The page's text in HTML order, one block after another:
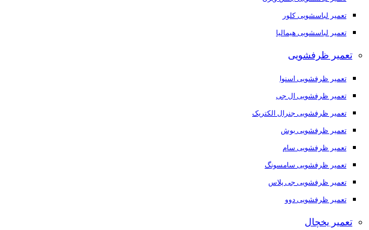
تعمیر لباسشویی کلور
تعمیر لباسشویی هیمالیا
تعمیر ظرفشویی
تعمیر ظرفشویی اسنوا
تعمیر ظرفشویی ال جی
تعمیر ظرفشویی جنرال الکتریک
تعمیر ظرفشویی بوش
تعمیر ظرفشویی سام
تعمیر ظرفشویی سامسونگ
تعمیر ظرفشویی جی پلاس
تعمیر ظرفشویی دوو
تعمیر یخچال